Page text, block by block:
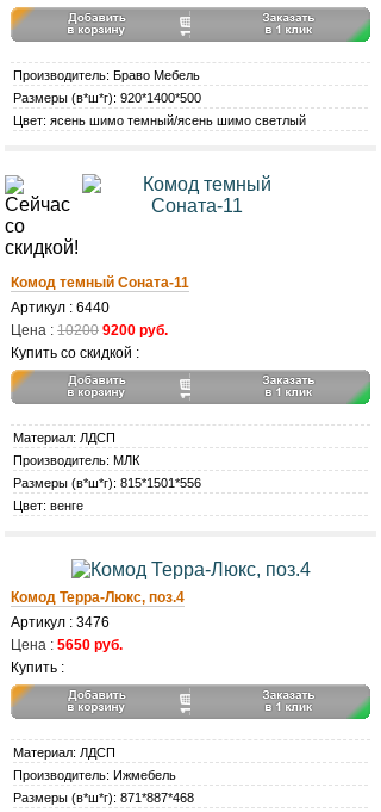
Производитель: Браво Мебель
Размеры (в*ш*г): 920*1400*500
Цвет: ясень шимо темный/ясень шимо светлый
Комод темный Соната-11
Артикул : 6440
Цена : 10200 9200 руб.
Купить со скидкой :
Материал: ЛДСП
Производитель: МЛК
Размеры (в*ш*г): 815*1501*556
Цвет: венге
Комод Терра-Люкс, поз.4
Артикул : 3476
Цена : 5650 руб.
Купить :
Материал: ЛДСП
Производитель: Ижмебель
Размеры (в*ш*г): 871*887*468